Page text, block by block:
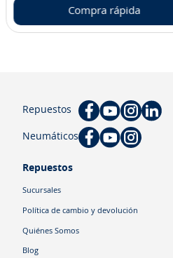
Compra rápida
Repuestos
Neumáticos
Repuestos
Sucursales
Política de cambio y devolución
Quiénes Somos
Blog